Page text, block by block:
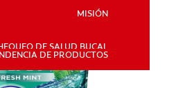
MISIÓN
DE SALUD BUCAL
DE PRODUCTOS